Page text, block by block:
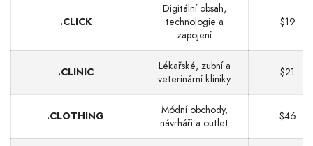
.CLICK
Digitální obsah,
technologie a
zapojení
$19
.CLINIC
Lékařské, zubní a
veterinární kliniky
$21
.CLOTHING
Módní obchody,
návrháři a outlet
$46